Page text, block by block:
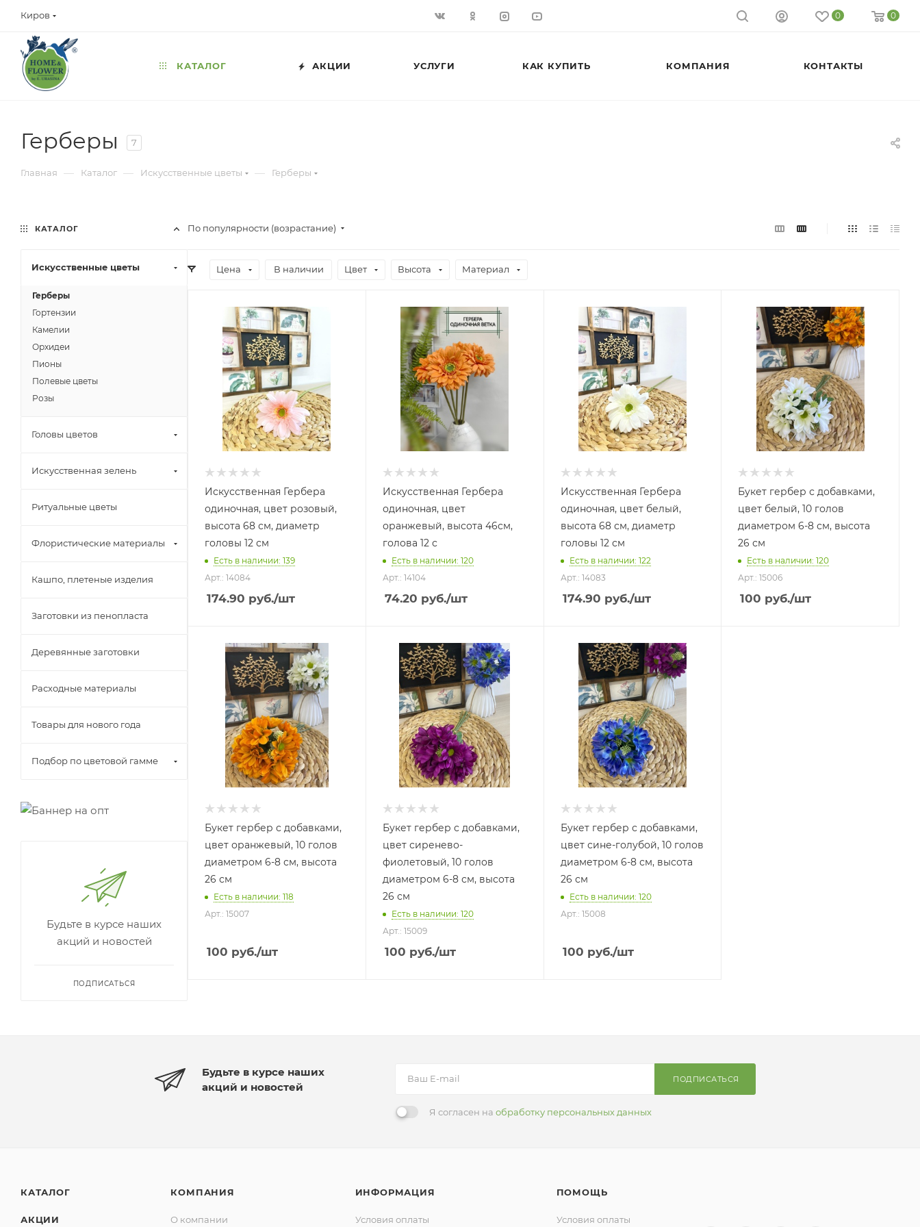
Киров 0 0
КАТАЛОГ АКЦИИ УСЛУГИ КАК КУПИТЬ КОМПАНИЯ КОНТАКТЫ
Герберы 7
Главная — Каталог — Искусственные цветы — Герберы
По популярности (возрастание)
Цена В наличии Цвет Высота Материал
Искусственная Гербера
одиночная, цвет розовый,
высота 68 см, диаметр
головы 12 см
Есть в наличии: 139
Арт.: 14084
174.90 руб./шт
Искусственная Гербера
одиночная, цвет
оранжевый, высота 46см,
голова 12 с
Есть в наличии: 120
Арт.: 14104
74.20 руб./шт
Искусственная Гербера
одиночная, цвет белый,
высота 68 см, диаметр
головы 12 см
Есть в наличии: 122
Арт.: 14083
174.90 руб./шт
Букет гербер с добавками,
цвет белый, 10 голов
диаметром 6-8 см, высота
26 см
Есть в наличии: 120
Арт.: 15006
100 руб./шт
Букет гербер с добавками,
цвет оранжевый, 10 голов
диаметром 6-8 см, высота
26 см
Есть в наличии: 118
Арт.: 15007
100 руб./шт
Букет гербер с добавками,
цвет сиренево-
фиолетовый, 10 голов
диаметром 6-8 см, высота
26 см
Есть в наличии: 120
Арт.: 15009
100 руб./шт
Букет гербер с добавками,
цвет сине-голубой, 10 голов
диаметром 6-8 см, высота
26 см
Есть в наличии: 120
Арт.: 15008
100 руб./шт
КАТАЛОГ
Искусственные цветы
Герберы
Гортензии
Камелии
Орхидеи
Пионы
Полевые цветы
Розы
Головы цветов
Искусственная зелень
Ритуальные цветы
Флористические материалы
Кашпо, плетеные изделия
Заготовки из пенопласта
Деревянные заготовки
Расходные материалы
Товары для нового года
Подбор по цветовой гамме
Будьте в курсе наших
акций и новостей
ПОДПИСАТЬСЯ
Будьте в курсе наших
акций и новостей
ПОДПИСАТЬСЯ
Я согласен на обработку персональных данных
КАТАЛОГ
АКЦИИ
КОМПАНИЯ
О компании
ИНФОРМАЦИЯ
Условия оплаты
ПОМОЩЬ
Условия оплаты